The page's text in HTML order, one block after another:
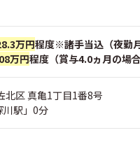
万円程度※諸手当込（夜勤
万円程度（賞与4.0ヵ月の場合
北区 真亀1丁目1番8号
川駅」0分